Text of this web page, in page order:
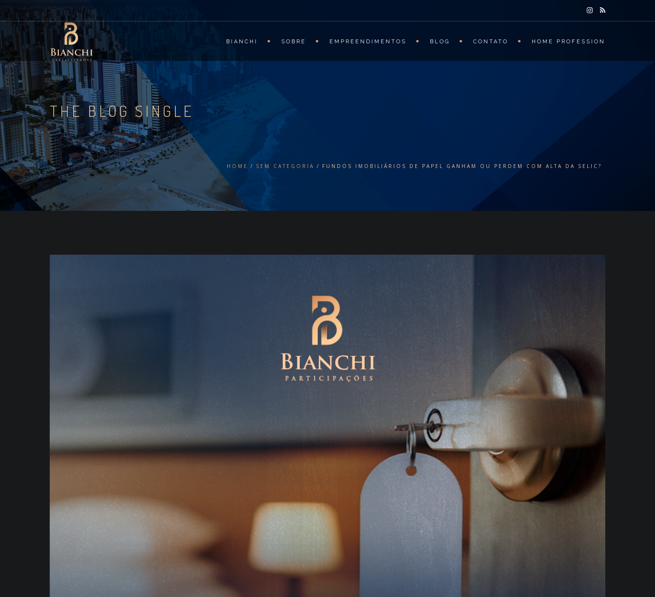
BIANCHI SOBRE EMPREENDIMENTOS BLOG CONTATO HOME PROFESSION
THE BLOG SINGLE
HOME SEM CATEGORIA FUNDOS IMOBILIÁRIOS DE PAPEL GANHAM OU PERDEM COM ALTA DA SELIC?